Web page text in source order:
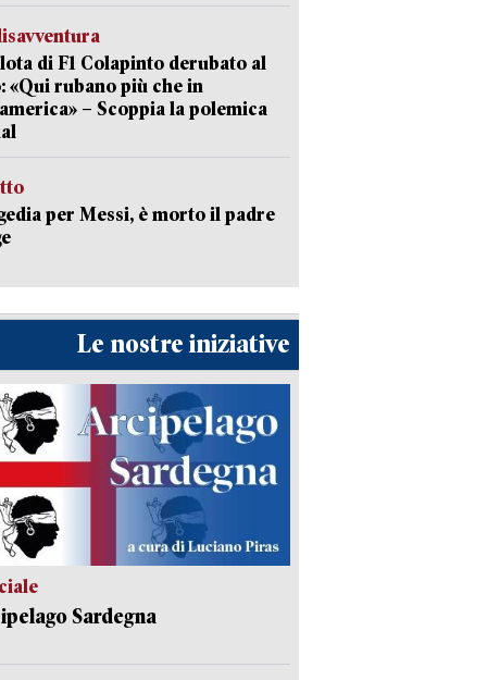
di F1 Colapinto derubato al
«Qui rubano più che in
– Scoppia la polemica
per Messi, è morto il padre
Le nostre iniziative
Sardegna